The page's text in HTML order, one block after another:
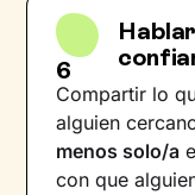
6
Compartir lo
alguien
menos solo/a
con que